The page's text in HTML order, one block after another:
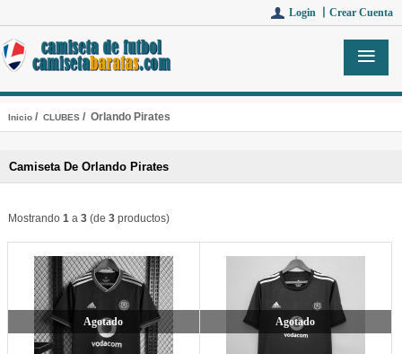
Login 丨 Crear Cuenta
Inicio/ CLUBES/ Orlando Pirates
Camiseta De Orlando Pirates
Mostrando 1a 3(de 3productos)
Agotado Agotado